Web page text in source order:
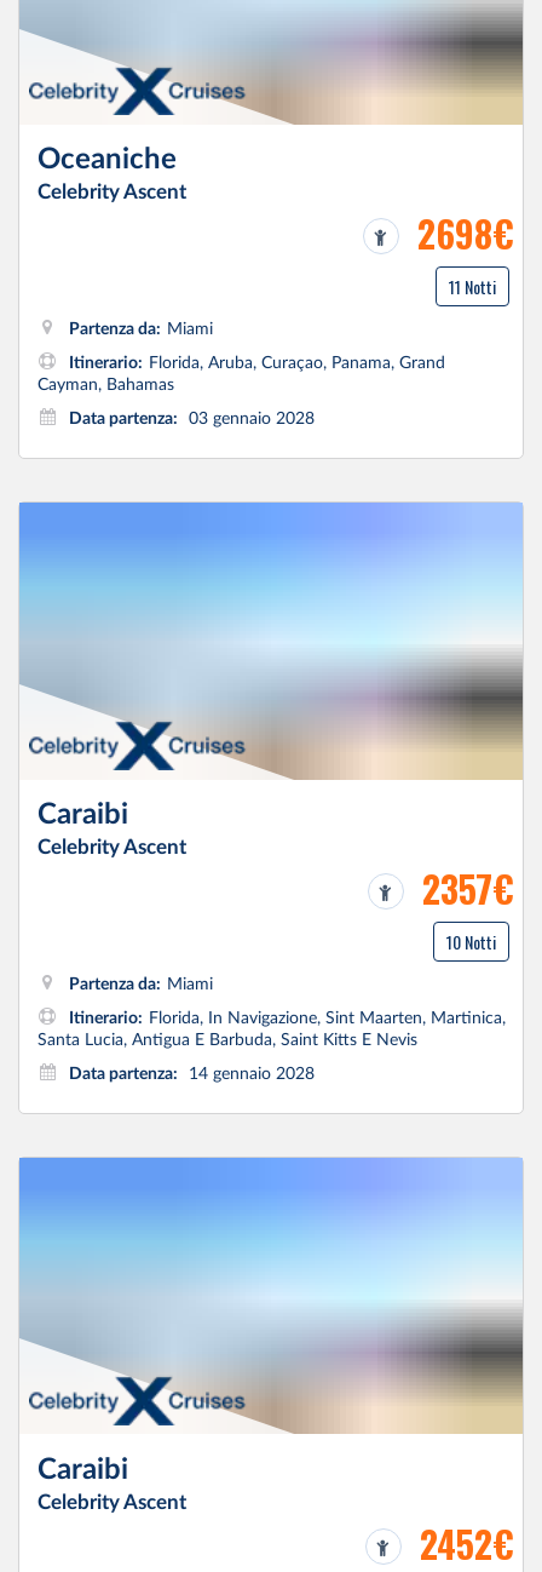
Oceaniche
Celebrity Ascent
2698€
11 Notti
Partenza da: Miami
Itinerario: Florida, Aruba, Curaçao, Panama, Grand
Cayman, Bahamas
Data partenza:
03 gennaio 2028
Caraibi
Celebrity Ascent
2357€
10 Notti
Partenza da: Miami
Itinerario: Florida, In Navigazione, Sint Maarten, Martinica,
Santa Lucia, Antigua E Barbuda, Saint Kitts E Nevis
Data partenza:
14 gennaio 2028
Caraibi
Celebrity Ascent
2452€